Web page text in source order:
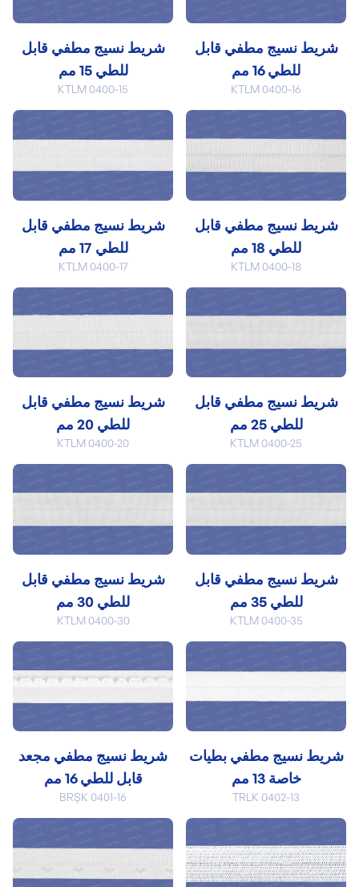
شريط نسيج مطفي قابل
للطي 15 مم
KTLM 0400-15
شريط نسيج مطفي قابل
للطي 16 مم
KTLM 0400-16
شريط نسيج مطفي قابل
للطي 17 مم
KTLM 0400-17
شريط نسيج مطفي قابل
للطي 18 مم
KTLM 0400-18
شريط نسيج مطفي قابل
للطي 20 مم
KTLM 0400-20
شريط نسيج مطفي قابل
للطي 25 مم
KTLM 0400-25
شريط نسيج مطفي قابل
للطي 30 مم
KTLM 0400-30
شريط نسيج مطفي قابل
للطي 35 مم
KTLM 0400-35
شريط نسيج مطفي مجعد
قابل للطي 16 مم
BRŞK 0401-16
شريط نسيج مطفي بطيات
خاصة 13 مم
TRLK 0402-13